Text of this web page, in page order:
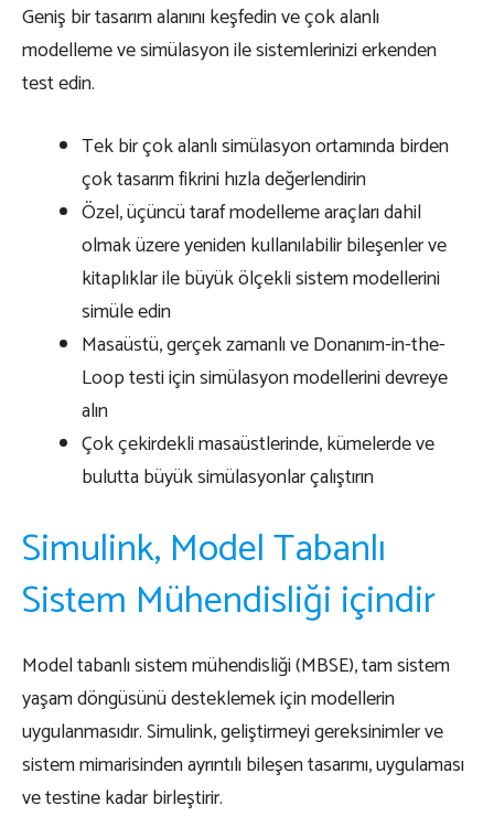
Geniş bir tasarım alanını keşfedin ve çok alanlı
modelleme ve simülasyon ile sistemlerinizi erkenden
test edin.
Tek bir çok alanlı simülasyon ortamında birden
çok tasarım fikrini hızla değerlendirin
Özel, üçüncü taraf modelleme araçları dahil
olmak üzere yeniden kullanılabilir bileşenler ve
kitaplıklar ile büyük ölçekli sistem modellerini
simüle edin
Masaüstü, gerçek zamanlı ve Donanım-in-the-
Loop testi için simülasyon modellerini devreye
alın
Çok çekirdekli masaüstlerinde, kümelerde ve
bulutta büyük simülasyonlar çalıştırın
Simulink, Model Tabanlı
Sistem Mühendisliği içindir
Model tabanlı sistem mühendisliği (MBSE), tam sistem
yaşam döngüsünü desteklemek için modellerin
uygulanmasıdır. Simulink, geliştirmeyi gereksinimler ve
sistem mimarisinden ayrıntılı bileşen tasarımı, uygulaması
ve testine kadar birleştirir.